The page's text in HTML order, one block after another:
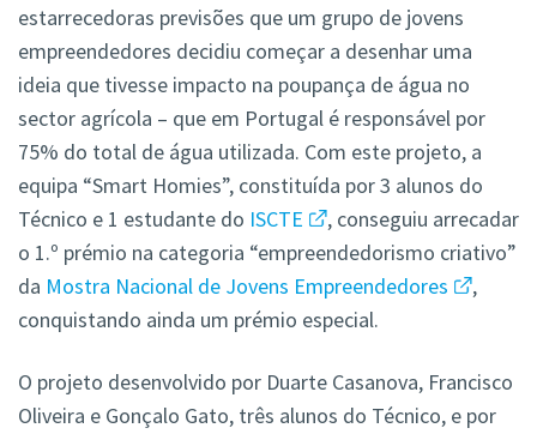
estarrecedoras previsões que um grupo de jovens
empreendedores decidiu começar a desenhar uma
ideia que tivesse impacto na poupança de água no
sector agrícola – que em Portugal é responsável por
75% do total de água utilizada. Com este projeto, a
equipa “Smart Homies”, constituída por 3 alunos do
Técnico e 1 estudante do ISCTE
, conseguiu arrecadar
o 1.º prémio na categoria “empreendedorismo criativo”
da Mostra Nacional de Jovens Empreendedores
,
conquistando ainda um prémio especial.
O projeto desenvolvido por Duarte Casanova, Francisco
Oliveira e Gonçalo Gato, três alunos do Técnico, e por